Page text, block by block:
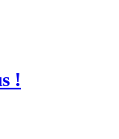
!